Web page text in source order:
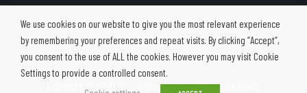
Copyright © 2020 Tous droits réservés -Charte Vie Privée
We use cookies on our website to give you the most relevant experience
by remembering your preferences and repeat visits. By clicking “Accept”,
you consent to the use of ALL the cookies. However you may visit Cookie
Settings to provide a controlled consent.